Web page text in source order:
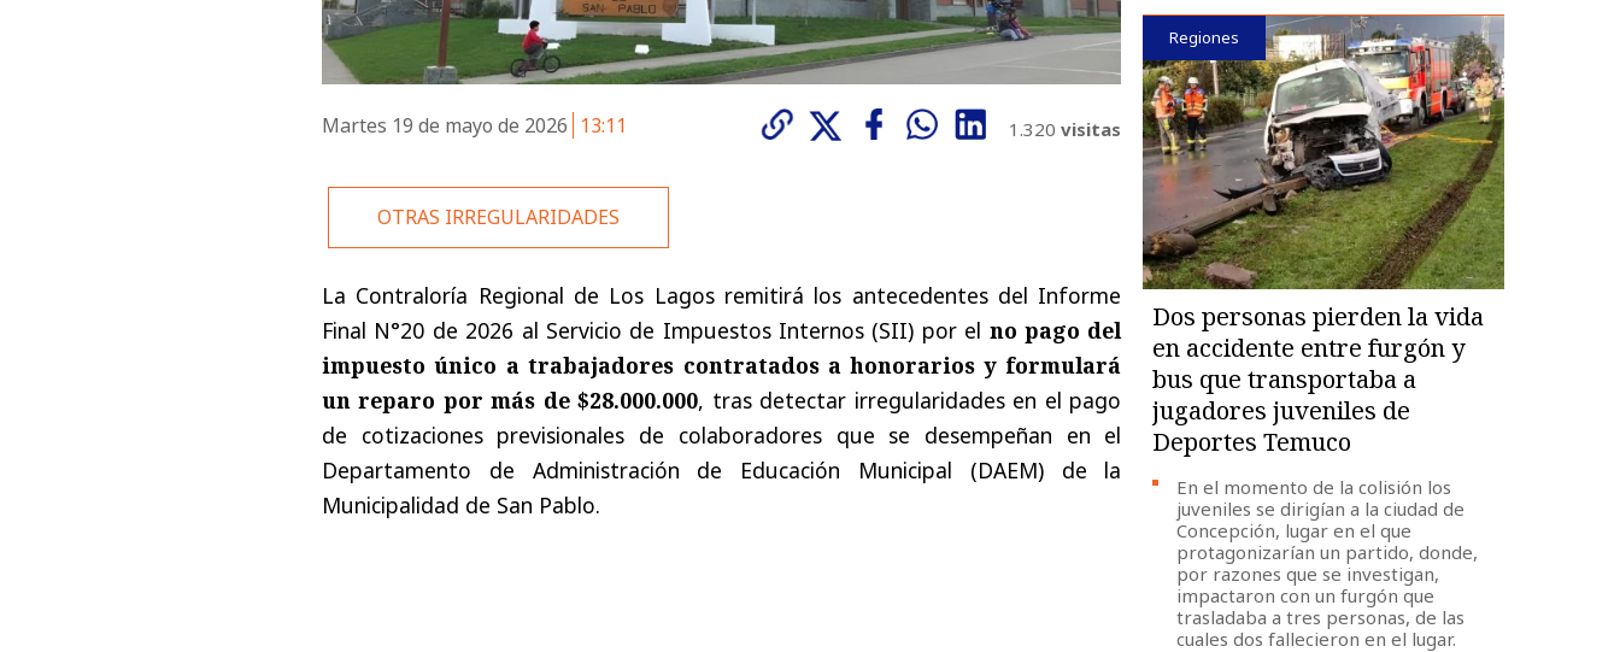
Martes 19 de mayo de 2026 13:11 1.320 visitas
OTRAS IRREGULARIDADES
La Contraloría Regional de Los Lagos remitirá los antecedentes del Informe
Final N°20 de 2026 al Servicio de Impuestos Internos (SII) por el no pago del
impuesto único a trabajadores contratados a honorarios y formulará
un reparo por más de $28.000.000, tras detectar irregularidades en el pago
de cotizaciones previsionales de colaboradores que se desempeñan en el
Departamento de Administración de Educación Municipal (DAEM) de la
Municipalidad de San Pablo.
Regiones
Dos personas pierden la vida
en accidente entre furgón y
bus que transportaba a
jugadores juveniles de
Deportes Temuco
En el momento de la colisión los
juveniles se dirigían a la ciudad de
Concepción, lugar en el que
protagonizarían un partido, donde,
por razones que se investigan,
impactaron con un furgón que
trasladaba a tres personas, de las
cuales dos fallecieron en el lugar.